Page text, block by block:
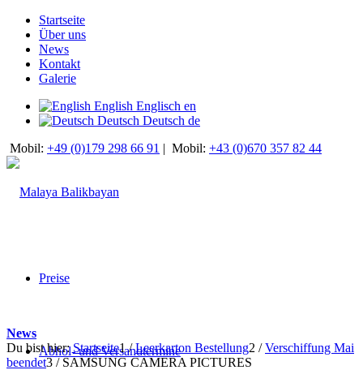
Startseite
Über uns
News
Kontakt
Galerie
English Englisch en
Deutsch Deutsch de
Mobil: +49 (0)179 298 66 91 | Mobil: +43 (0)670 357 82 44
Preise
Abhol- und Versandtermine
News
Du bist hier: Startseite1 / Leerkarton Bestellung2 / Verschiffung Mai
beendet3 / SAMSUNG CAMERA PICTURES